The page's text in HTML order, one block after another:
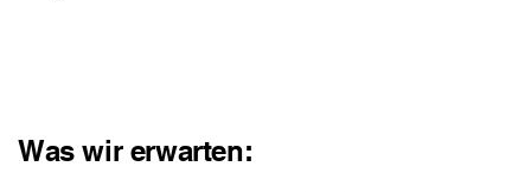
Was wir erwarten: